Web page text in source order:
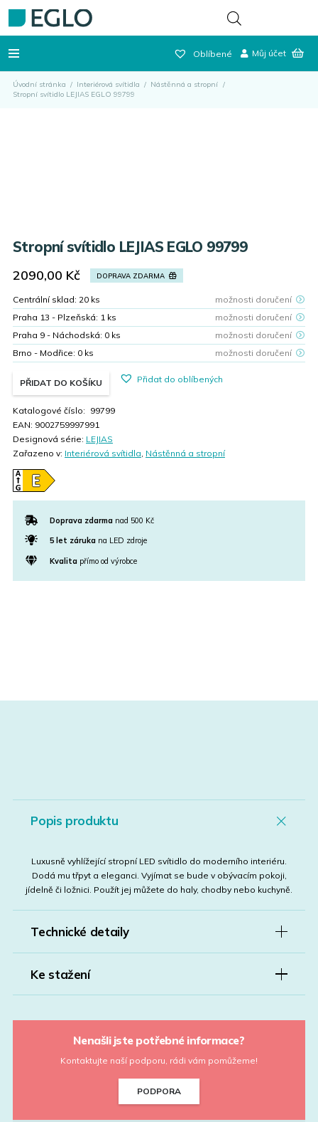
Oblíbené Můj účet
Úvodní stránka / Interiérová svítidla / Nástěnná a stropní /
Stropní svítidlo LEJIAS EGLO 99799
Stropní svítidlo LEJIAS EGLO 99799
2090,00 Kč DOPRAVA ZDARMA
Centrální sklad: 20 ks
možnosti doručení
Praha 13 - Plzeňská: 1 ks
možnosti doručení
Praha 9 - Náchodská: 0 ks
možnosti doručení
Brno - Modřice: 0 ks možnosti doručení
PŘIDAT DO KOŠÍKU Přidat do oblíbených
Katalogové číslo: 99799
EAN: 9002759997991
Designová série: LEJIAS
Zařazeno v: Interiérová svítidla Nástěnná a stropní
Doprava zdarma nad 500 Kč
5 let zárukana LED zdroje
Kvalitapřímo od výrobce
Popis produktu
Luxusně vyhlížející stropní LED svítidlo do moderního interiéru.
Dodá mu třpyt a eleganci. Vyjímat se bude v obývacím pokoji,
jídelně či ložnici. Použít jej můžete do haly, chodby nebo kuchyně.
Technické detaily
Ke stažení
Nenašli jste potřebné informace?
Kontaktujte naší podporu, rádi vám pomůžeme!
PODPORA